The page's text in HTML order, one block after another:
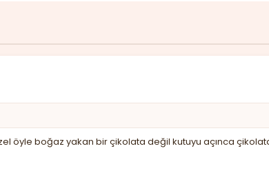
öyle boğaz yakan bir çikolata değil kutuyu açınca